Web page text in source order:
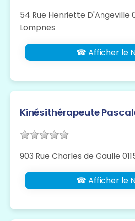
54 Rue Henriette D'Angeville
Lompnes
☎ Afficher le
Kinésithérapeute
903 Rue Charles de Gaulle
☎ Afficher le